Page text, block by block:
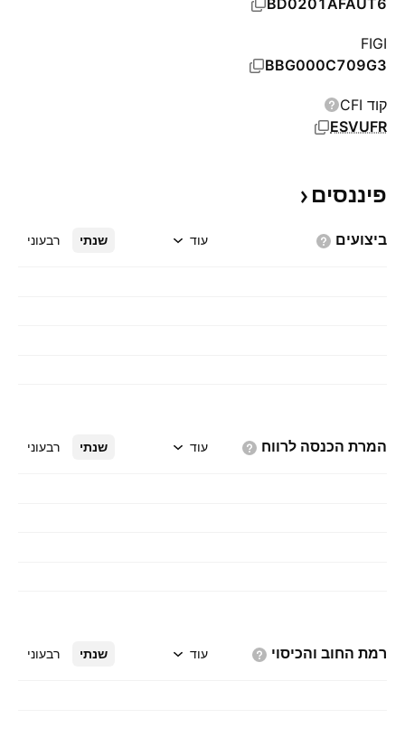
BD0201AFAUT6
FIGI
BBG000C709G3
קוד CFI
ESVUFR
פיננסים
ביצועים שנתי רבעוני עוד
המרת הכנסה לרווח שנתי רבעוני עוד
רמת החוב והכיסוי שנתי רבעוני עוד